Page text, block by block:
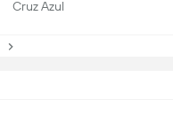
Cruz Azul